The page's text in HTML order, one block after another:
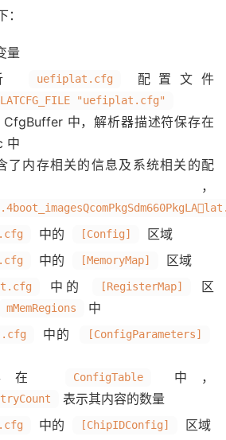
量
uefiplat.cfg 配置文件
"uefiplat.cfg"
中，解析器描述符保存在
中
了内存相关的信息及系统相关的配
，
中的 [Config]
区域
中的 [MemoryMap]
区域
中的 [RegisterMap]
区
mMemRegions
中
中的 [ConfigParameters]
在
ConfigTable 中，
表示其内容的数量
中的 [ChipIDConfig] 区域